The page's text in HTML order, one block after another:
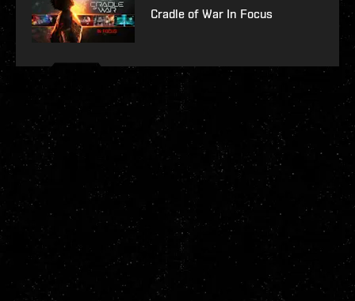
Cradle of War In Focus